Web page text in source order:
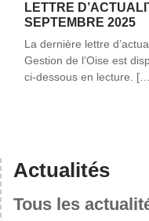
Actualités
Tous les
LETTRE
SEPTEMBRE 2025
La dernière lettre
Gestion de l’Oise est
ci-dessous en lecture.